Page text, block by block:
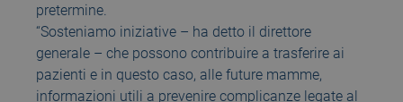
pretermine.
“Sosteniamo iniziative – ha detto il direttore
generale – che possono contribuire a trasferire ai
pazienti e in questo caso, alle future mamme,
informazioni utili a prevenire complicanze legate al